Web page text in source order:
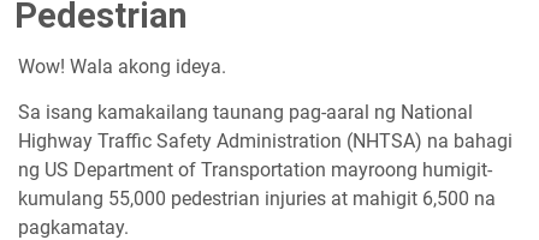
Pedestrian
Wow! Wala akong ideya.
Sa isang kamakailang taunang pag-aaral ng National
Highway Traffic Safety Administration (NHTSA) na bahagi
ng US Department of Transportation mayroong humigit-
kumulang 55,000 pedestrian injuries at mahigit 6,500 na
pagkamatay.